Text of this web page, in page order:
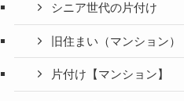
シニア世代の片付け
旧住まい（マンション）
片付け【マンション】